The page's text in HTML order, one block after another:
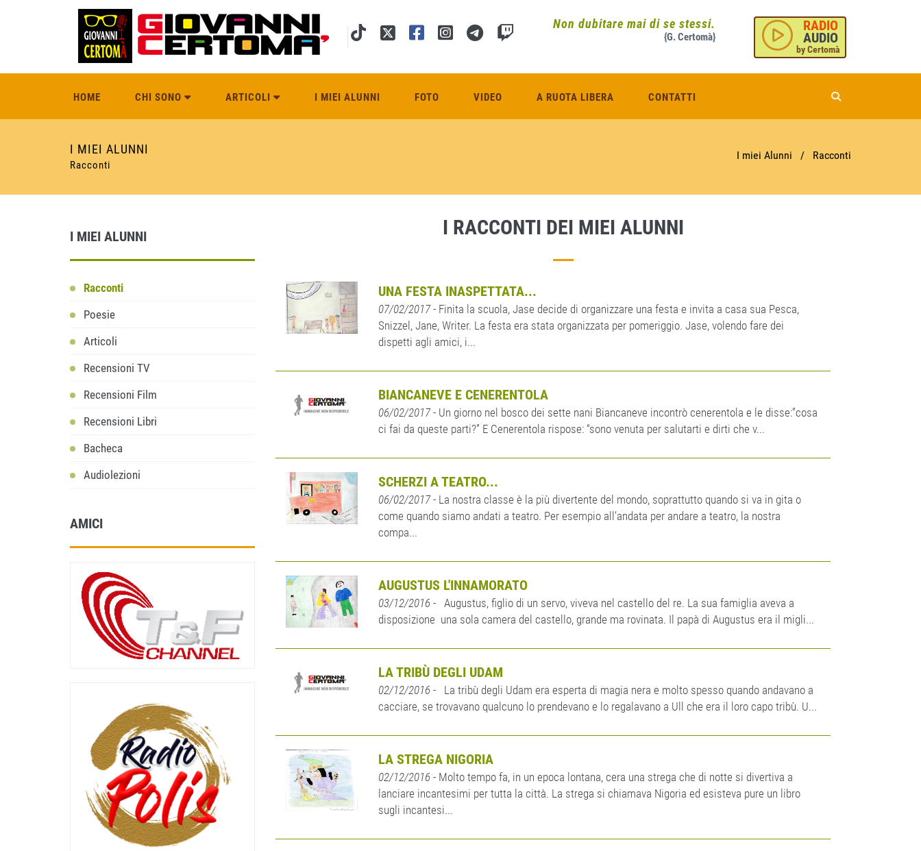
Non dubitare mai di se stessi.
{G. Certomà}
RADIO
AUDIO
by Certomà
HOME CHI SONO ARTICOLI I MIEI ALUNNI FOTO VIDEO A RUOTA LIBERA CONTATTI
I MIEI ALUNNI
Racconti
I miei Alunni / Racconti
I MIEI ALUNNI
Racconti
Poesie
Articoli
Recensioni TV
Recensioni Film
Recensioni Libri
Bacheca
Audiolezioni
AMICI
I RACCONTI DEI MIEI ALUNNI
UNA FESTA INASPETTATA...
07/02/2017- Finita la scuola, Jase decide di organizzare una festa e invita a casa sua Pesca,
Snizzel, Jane, Writer. La festa era stata organizzata per pomeriggio. Jase, volendo fare dei
dispetti agli amici, i...
BIANCANEVE E CENERENTOLA
06/02/2017- Un giorno nel bosco dei sette nani Biancaneve incontrò cenerentola e le disse:”cosa
ci fai da queste parti?” E Cenerentola rispose: “sono venuta per salutarti e dirti che v...
SCHERZI A TEATRO...
06/02/2017- La nostra classe è la più divertente del mondo, soprattutto quando si va in gita o
come quando siamo andati a teatro. Per esempio all’andata per andare a teatro, la nostra
compa...
AUGUSTUS L'INNAMORATO
03/12/2016 - Augustus, figlio di un servo, viveva nel castello del re. La sua famiglia aveva a
disposizione una sola camera del castello, grande ma rovinata. Il papà di Augustus era il migli...
LA TRIBÙ DEGLI UDAM
02/12/2016 - La tribù degli Udam era esperta di magia nera e molto spesso quando andavano a
cacciare, se trovavano qualcuno lo prendevano e lo regalavano a Ull che era il loro capo tribù. U...
LA STREGA NIGORIA
02/12/2016 - Molto tempo fa, in un epoca lontana, cera una strega che di notte si divertiva a
lanciare incantesimi per tutta la città. La strega si chiamava Nigoria ed esisteva pure un libro
sugli incantesi...